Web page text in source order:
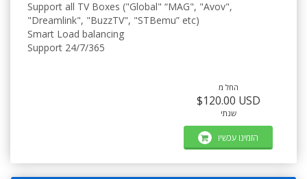
Support all TV Boxes ("Global" “MAG", "Avov",
"Dreamlink", "BuzzTV", "STBemu” etc)
Smart Load balancing
Support 24/7/365
החל מ
$120.00 USD
שנתי
הזמינו עכשיו